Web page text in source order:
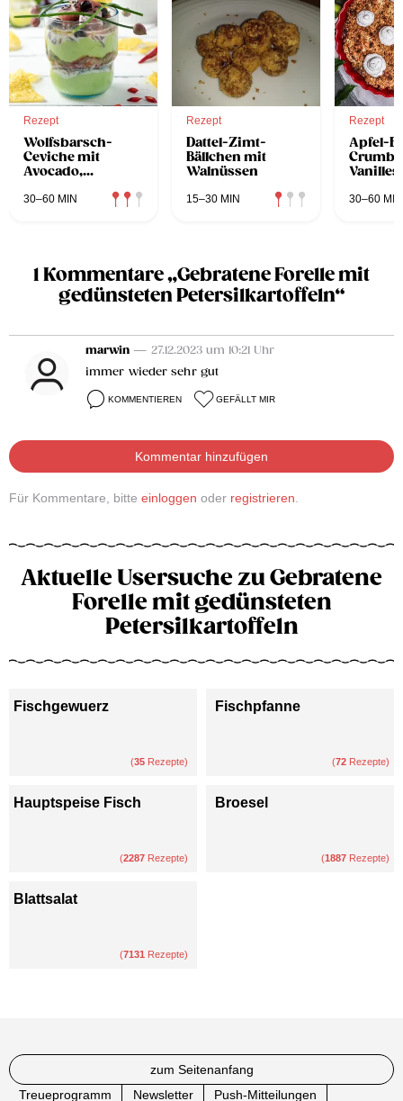
Rezept
Wolfsbarsch-
Ceviche mit
Avocado,
Kardamom-Salsa
30–60 MIN
Rezept
Dattel-Zimt-
Bällchen mit
Walnüssen
15–30 MIN
Rezept
Apfel-
30–60 MIN
1 Kommentare „Gebratene Forelle mit
gedünsteten Petersilkartoffeln“
marwin — 27.12.2023 um 10:21 Uhr
immer wieder sehr gut
KOMMENTIEREN GEFÄLLT MIR
Kommentar hinzufügen
Für Kommentare, bitte einloggen oder registrieren.
Aktuelle Usersuche zu Gebratene
Forelle mit gedünsteten
Petersilkartoffeln
Fischgewuerz
(35 Rezepte)
Fischpfanne
(72 Rezepte)
Hauptspeise Fisch
(2287 Rezepte)
Broesel
(1887 Rezepte)
Blattsalat
(7131 Rezepte)
zum Seitenanfang
Treueprogramm
Newsletter Push-Mitteilungen